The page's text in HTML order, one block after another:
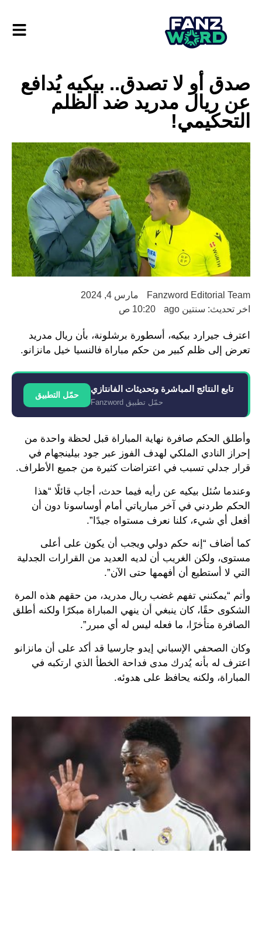
صدق أو لا تصدق.. بيكيه يُدافع
عن ريال مدريد ضد الظلم
التحكيمي!
Fanzword Editorial Team
مارس 4, 2024
اخر تحديث: سنتين ago
10:20 ص
اعترف جيرارد بيكيه، أسطورة برشلونة، بأن ريال مدريد
تعرض إلى ظلم كبير من حكم مباراة فالنسيا خيل مانزانو.
تابع النتائج المباشرة وتحديثات الفانتازي
حمّل تطبيق Fanzword
حمّل التطبيق
وأطلق الحكم صافرة نهاية المباراة قبل لحظة واحدة من
إحراز النادي الملكي لهدف الفوز عبر جود بيلينجهام في
قرار جدلي تسبب في اعتراضات كثيرة من جميع الأطراف.
وعندما سُئل بيكيه عن رأيه فيما حدث، أجاب قائلًا “هذا
الحكم طردني في آخر مبارياتي أمام أوساسونا دون أن
أفعل أي شيء، كلنا نعرف مستواه جيدًا”.
كما أضاف “إنه حكم دولي ويجب أن يكون على أعلى
مستوى، ولكن الغريب أن لديه العديد من القرارات الجدلية
التي لا أستطيع أن أفهمها حتى الآن”.
وأتم “يمكنني تفهم غضب ريال مدريد، من حقهم هذه المرة
الشكوى حقًا، كان ينبغي أن ينهي المباراة مبكرًا ولكنه أطلق
الصافرة متأخرًا، ما فعله ليس له أي مبرر”.
وكان الصحفي الإسباني إيدو جارسيا قد أكد على أن مانزانو
اعترف له بأنه يُدرك مدى فداحة الخطأ الذي ارتكبه في
المباراة، ولكنه يحافظ على هدوئه.